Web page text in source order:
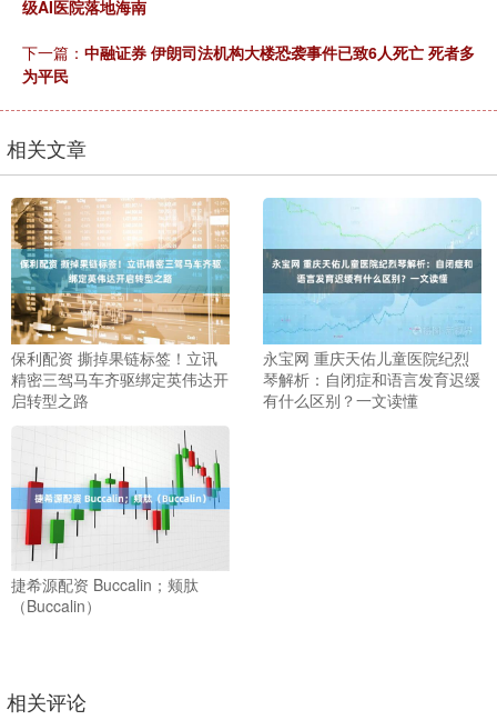
级AI医院落地海南
下一篇： 中融证券 伊朗司法机构大楼恐袭事件已致6人死亡 死者多
为平民
相关文章
保利配资 撕掉果链标签！立讯
精密三驾马车齐驱绑定英伟达开
启转型之路
永宝网 重庆天佑儿童医院纪烈
琴解析：自闭症和语言发育迟缓
有什么区别？一文读懂
捷希源配资 Buccalin；颊肽
（Buccalin）
相关评论